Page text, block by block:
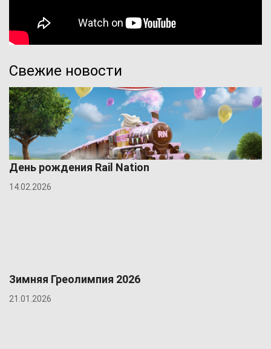
Свежие новости
День рождения Rail Nation
14.02.2026
Зимняя Греолимпия 2026
21.01.2026